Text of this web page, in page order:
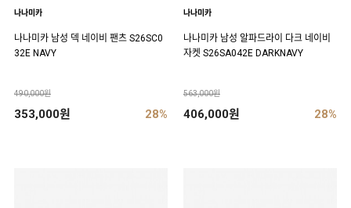
나나미카
나나미카 남성 덱 네이비 팬츠 S26SC0
32E NAVY
490,000원
353,000원 28%
나나미카
나나미카 남성 알파드라이 다크 네이비
자켓 S26SA042E DARKNAVY
563,000원
406,000원 28%